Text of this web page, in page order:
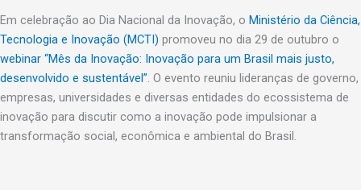
Em celebração ao Dia Nacional da Inovação, o Ministério da Ciência,
Tecnologia e Inovação (MCTI) promoveu no dia 29 de outubro o
webinar “Mês da Inovação: Inovação para um Brasil mais justo,
desenvolvido e sustentável”. O evento reuniu lideranças de governo,
empresas, universidades e diversas entidades do ecossistema de
inovação para discutir como a inovação pode impulsionar a
transformação social, econômica e ambiental do Brasil.